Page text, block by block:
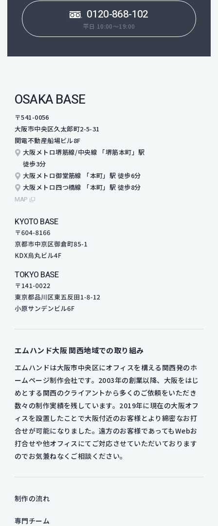
0120-868-102
平日 10:00～19:00
OSAKA BASE
〒541-0056
大阪市中央区久太郎町2-5-31
関電不動産船場ビル8F
大阪メトロ堺筋線/中央線 「堺筋本町」駅
徒歩3分
大阪メトロ御堂筋線 「本町」駅 徒歩6分
大阪メトロ四つ橋線 「本町」駅 徒歩8分
MAP
KYOTO BASE
TOKYO BASE
エムハンド大阪関西地域での取り組み
エムハンドは大阪市中央区にオフィスを構える関西発のホ
ームページ制作会社です。2003年の創業以降、大阪をはじ
めとする関西のクライアントから多くのご依頼をいただき
数々の制作実績を残しています。2019年に現在の大阪オフ
ィスを設置したことで大阪付近のお客様とより綿密なお打
合せが可能になりました。遠方のお客様であってもWebお
打合せや他オフィスにてご対応させていただいております
のでお気兼ねなくご相談ください。
制作の流れ
専門チーム